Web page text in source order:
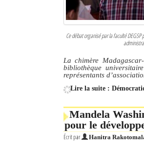
Ce débat organisé par la faculté
La chimère
bibliothèque
représentants
Lire la suite :
Mandela
pour le
Écrit par Hanitra